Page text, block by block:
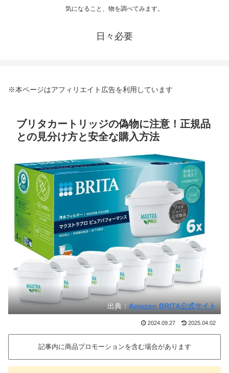
気になること、物を調べてみます。
日々必要
※本ページはアフィリエイト広告を利用しています
ブリタカートリッジの偽物に注意！正規品
との見分け方と安全な購入方法
出典：Amazon BRITA公式サイト
2024.09.27 2025.04.02
記事内に商品プロモーションを含む場合があります